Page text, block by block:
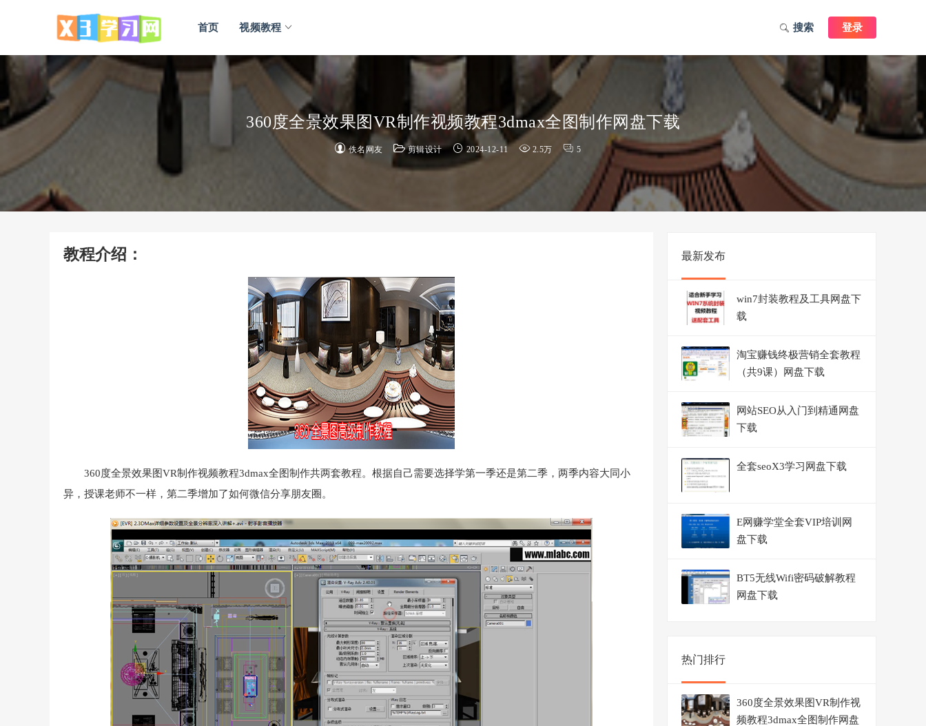
首页 视频教程 登录
搜索
360度全景效果图VR制作视频教程3dmax全图制作网盘下载
佚名网友 剪辑设计 2024-12-11 2.5万 5
教程介绍：
360度全景效果图VR制作视频教程3dmax全图制作共两套教程。根据自己需要选择学第一季还是第二季，两季内容大同小
异，授课老师不一样，第二季增加了如何微信分享朋友圈。
最新发布
win7封装教程及工具网盘下
载
淘宝赚钱终极营销全套教程
（共9课）网盘下载
网站SEO从入门到精通网盘
下载
全套seoX3学习网盘下载
E网赚学堂全套VIP培训网
盘下载
BT5无线Wifi密码破解教程
网盘下载
热门排行
360度全景效果图VR制作视
频教程3dmax全图制作网盘